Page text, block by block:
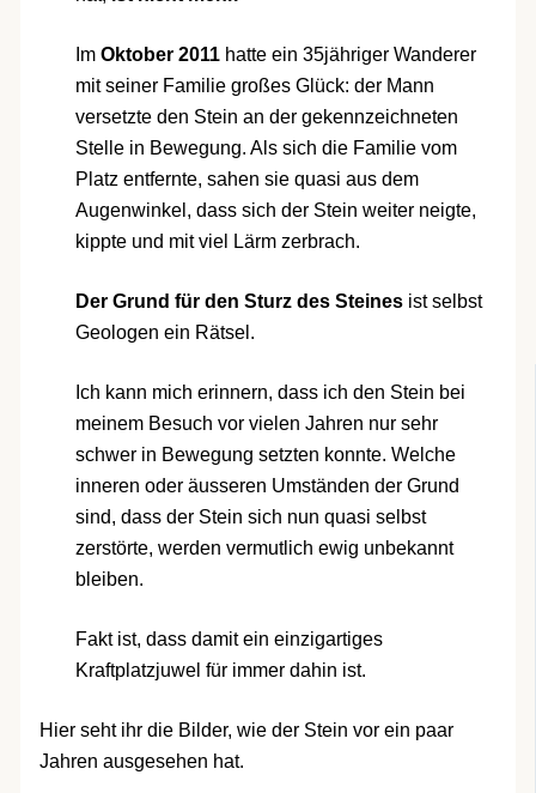
Im Oktober 2011 hatte ein 35jähriger Wanderer
mit seiner Familie großes Glück: der Mann
versetzte den Stein an der gekennzeichneten
Stelle in Bewegung. Als sich die Familie vom
Platz entfernte, sahen sie quasi aus dem
Augenwinkel, dass sich der Stein weiter neigte,
kippte und mit viel Lärm zerbrach.
Der Grund für den Sturz des Steinesist selbst
Geologen ein Rätsel.
Ich kann mich erinnern, dass ich den Stein bei
meinem Besuch vor vielen Jahren nur sehr
schwer in Bewegung setzten konnte. Welche
inneren oder äusseren Umständen der Grund
sind, dass der Stein sich nun quasi selbst
zerstörte, werden vermutlich ewig unbekannt
bleiben.
Fakt ist, dass damit ein einzigartiges
Kraftplatzjuwel für immer dahin ist.
Hier seht ihr die Bilder, wie der Stein vor ein paar
Jahren ausgesehen hat.